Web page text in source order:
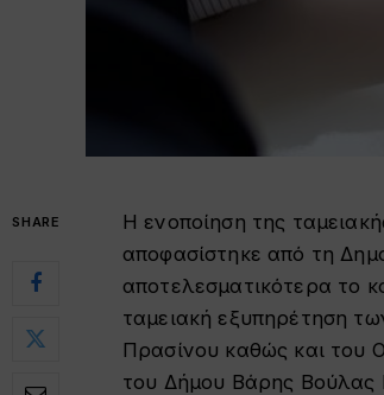
SHARE
Η ενοποίηση της
αποφασίστηκε από τη
αποτελεσματικότερα το
ταμειακή εξυπηρέτηση
Πρασίνου καθώς και του
του Δήμου Βάρης Βούλας